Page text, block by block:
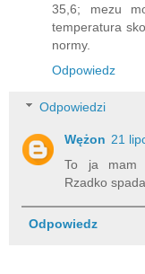
35,6; mezu
temperatura
normy.
Odpowiedz
Odpowiedzi
Wężon 21
To ja mam
Rzadko
Odpowiedz